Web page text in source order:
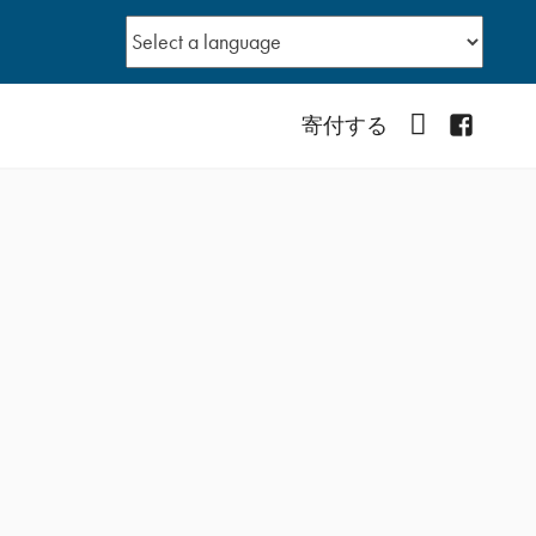
寄付する YouTube